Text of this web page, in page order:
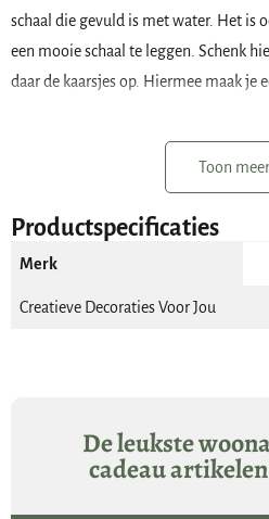
schaal die gevuld is met water. Het is
een mooie schaal te leggen. Schenk
daar de kaarsjes op. Hiermee maak je
lont van 100% katoen
gemaakt van 100% Soja kaarsen
Toon meer
Productspecificaties
Merk
Creatieve Decoraties Voor Jou
De leukste
cadeau